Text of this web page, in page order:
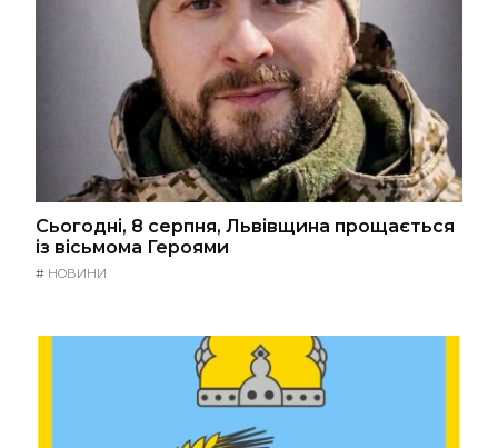
Сьогодні, 8 серпня, Львівщина прощається
із вісьмома Героями
# НОВИНИ